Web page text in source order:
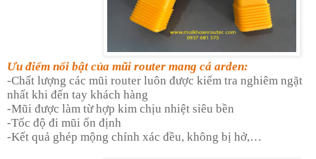
Ưu điểm nổi bật của mũi router mang cá arden:
-Chất lượng các mũi router luôn được kiểm tra nghiêm ngặt
nhất khi đến tay khách hàng
-Mũi được làm từ hợp kim chịu nhiệt siêu bền
-Tốc độ đi mũi ổn định
-Kết quả ghép mộng chính xác đều, không bị hở,…